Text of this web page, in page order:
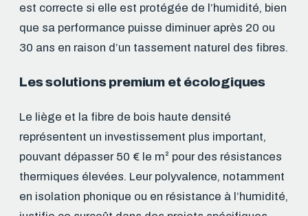
est correcte si elle est protégée de l’humidité, bien
que sa performance puisse diminuer après 20 ou
30 ans en raison d’un tassement naturel des fibres.
Les solutions premium et écologiques
Le liège et la fibre de bois haute densité
représentent un investissement plus important,
pouvant dépasser 50 € le m² pour des résistances
thermiques élevées. Leur polyvalence, notamment
en isolation phonique ou en résistance à l’humidité,